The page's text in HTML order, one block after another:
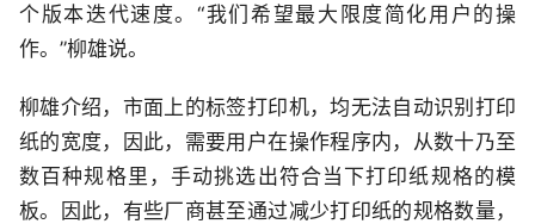
个版本迭代速度。“我们希望最大限度简化用户的操
作。”柳雄说。
柳雄介绍，市面上的标签打印机，均无法自动识别打印
纸的宽度，因此，需要用户在操作程序内，从数十乃至
数百种规格里，手动挑选出符合当下打印纸规格的模
板。因此，有些厂商甚至通过减少打印纸的规格数量，